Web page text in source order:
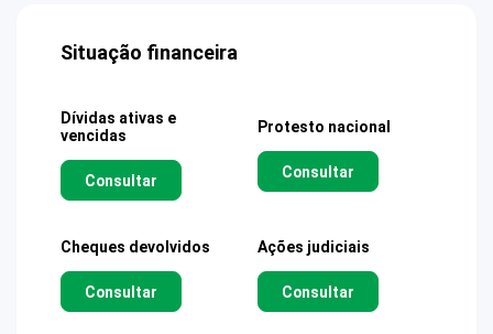
Situação financeira
Dívidas ativas e
vencidas
Consultar
Protesto nacional
Consultar
Cheques devolvidos
Consultar
Ações judiciais
Consultar